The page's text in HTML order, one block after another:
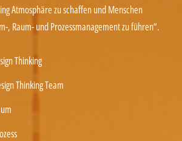
Atmosphäre zu schaffen und Menschen
, Raum- und Prozessmanagement zu führen“.
Thinking
Thinking Team